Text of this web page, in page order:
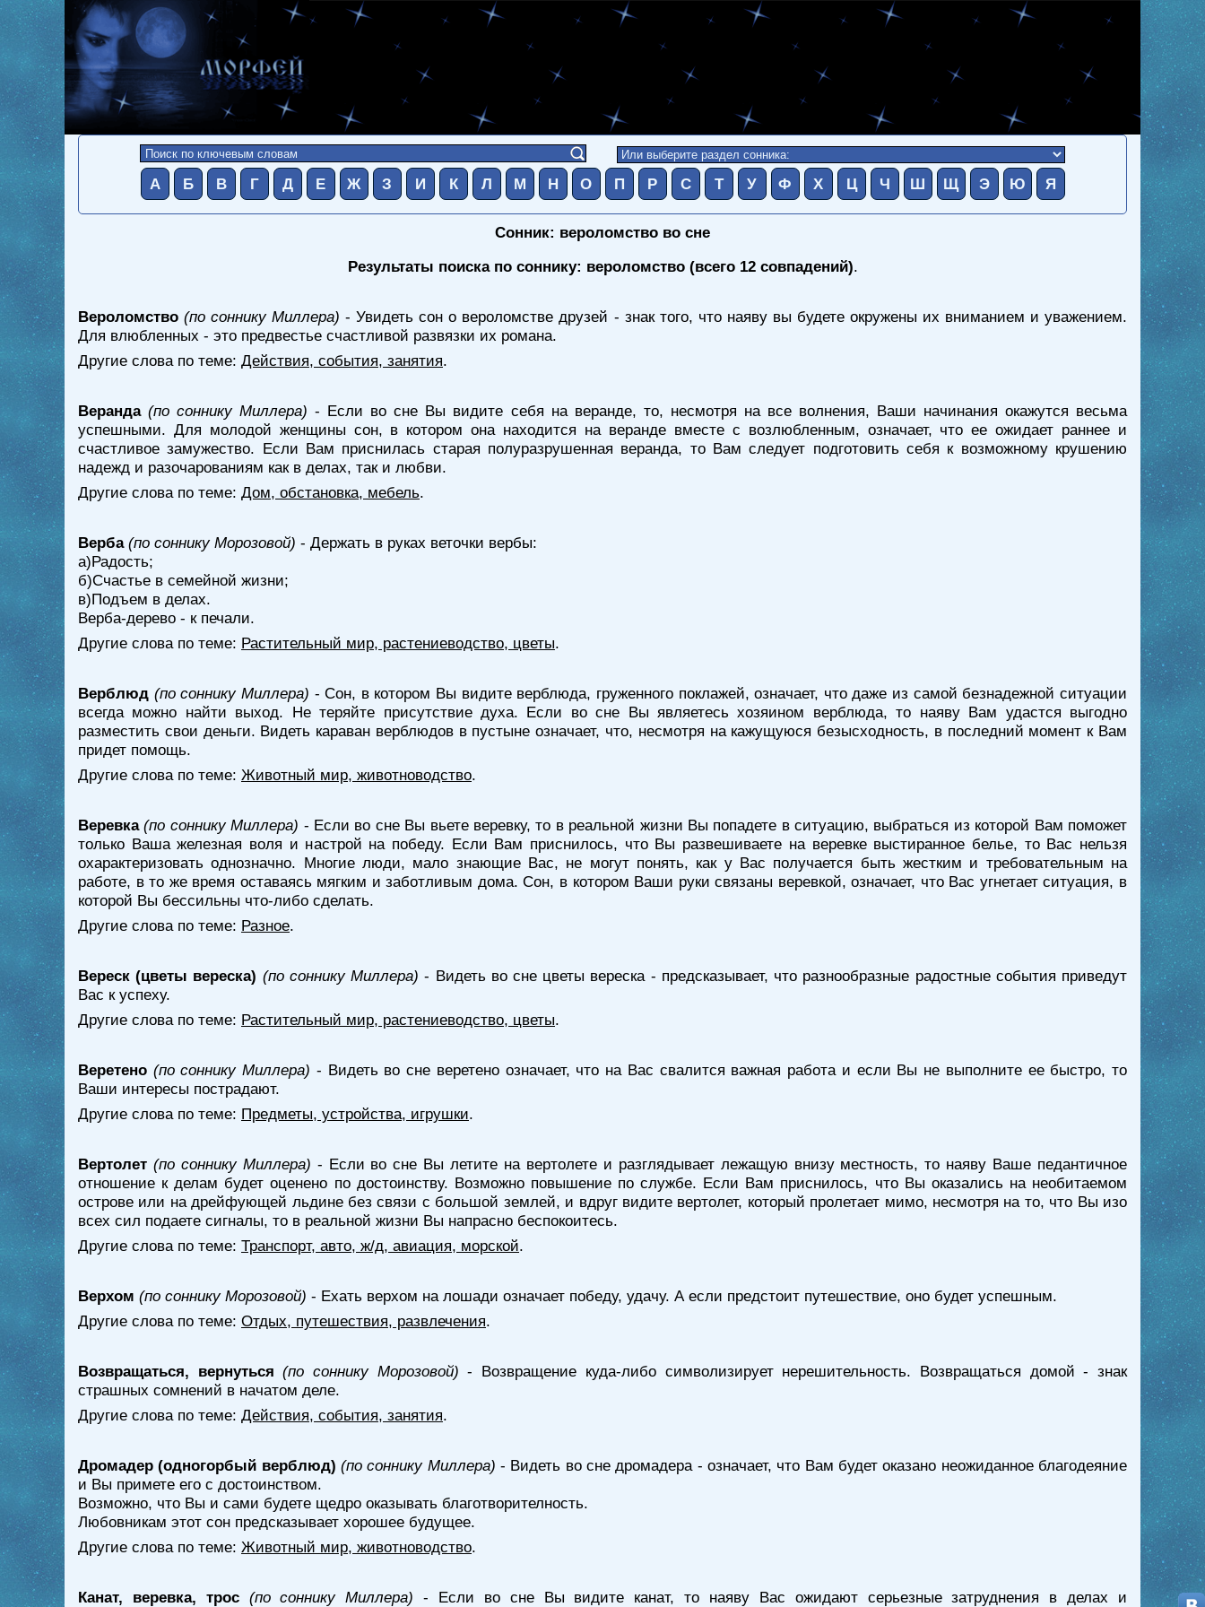
А Б В Г Д Е Ж З И К Л М Н О П Р С Т У Ф Х Ц Ч Ш Щ Э Ю Я
Сонник: вероломство во сне
Результаты поиска по соннику: вероломство (всего 12 совпадений).
Вероломство (по соннику Миллера) - Увидеть сон о вероломстве друзей - знак того, что наяву вы будете окружены их вниманием и уважением.
Для влюбленных - это предвестье счастливой развязки их романа.
Другие слова по теме: Действия, события, занятия.
Веранда (по соннику Миллера) - Если во сне Вы видите себя на веранде, то, несмотря на все волнения, Ваши начинания окажутся весьма
успешными. Для молодой женщины сон, в котором она находится на веранде вместе с возлюбленным, означает, что ее ожидает раннее и
счастливое замужество. Если Вам приснилась старая полуразрушенная веранда, то Вам следует подготовить себя к возможному крушению
надежд и разочарованиям как в делах, так и любви.
Другие слова по теме: Дом, обстановка, мебель.
Верба (по соннику Морозовой) - Держать в руках веточки вербы:
а)Радость;
б)Счастье в семейной жизни;
в)Подъем в делах.
Верба-дерево - к печали.
Другие слова по теме: Растительный мир, растениеводство, цветы.
Верблюд (по соннику Миллера) - Сон, в котором Вы видите верблюда, груженного поклажей, означает, что даже из самой безнадежной ситуации
всегда можно найти выход. Не теряйте присутствие духа. Если во сне Вы являетесь хозяином верблюда, то наяву Вам удастся выгодно
разместить свои деньги. Видеть караван верблюдов в пустыне означает, что, несмотря на кажущуюся безысходность, в последний момент к Вам
придет помощь.
Другие слова по теме: Животный мир, животноводство.
Веревка (по соннику Миллера) - Если во сне Вы вьете веревку, то в реальной жизни Вы попадете в ситуацию, выбраться из которой Вам поможет
только Ваша железная воля и настрой на победу. Если Вам приснилось, что Вы развешиваете на веревке выстиранное белье, то Вас нельзя
охарактеризовать однозначно. Многие люди, мало знающие Вас, не могут понять, как у Вас получается быть жестким и требовательным на
работе, в то же время оставаясь мягким и заботливым дома. Сон, в котором Ваши руки связаны веревкой, означает, что Вас угнетает ситуация, в
которой Вы бессильны что-либо сделать.
Другие слова по теме: Разное.
Вереск (цветы вереска) (по соннику Миллера) - Видеть во сне цветы вереска - предсказывает, что разнообразные радостные события приведут
Вас к успеху.
Другие слова по теме: Растительный мир, растениеводство, цветы.
Веретено (по соннику Миллера) - Видеть во сне веретено означает, что на Вас свалится важная работа и если Вы не выполните ее быстро, то
Ваши интересы пострадают.
Другие слова по теме: Предметы, устройства, игрушки.
Вертолет (по соннику Миллера) - Если во сне Вы летите на вертолете и разглядывает лежащую внизу местность, то наяву Ваше педантичное
отношение к делам будет оценено по достоинству. Возможно повышение по службе. Если Вам приснилось, что Вы оказались на необитаемом
острове или на дрейфующей льдине без связи с большой землей, и вдруг видите вертолет, который пролетает мимо, несмотря на то, что Вы изо
всех сил подаете сигналы, то в реальной жизни Вы напрасно беспокоитесь.
Другие слова по теме: Транспорт, авто, ж/д, авиация, морской.
Верхом (по соннику Морозовой) - Ехать верхом на лошади означает победу, удачу. А если предстоит путешествие, оно будет успешным.
Другие слова по теме: Отдых, путешествия, развлечения.
Возвращаться, вернуться (по соннику Морозовой) - Возвращение куда-либо символизирует нерешительность. Возвращаться домой - знак
страшных сомнений в начатом деле.
Другие слова по теме: Действия, события, занятия.
Дромадер (одногорбый верблюд) (по соннику Миллера) - Видеть во сне дромадера - означает, что Вам будет оказано неожиданное благодеяние
и Вы примете его с достоинством.
Возможно, что Вы и сами будете щедро оказывать благотворителность.
Любовникам этот сон предсказывает хорошее будущее.
Другие слова по теме: Животный мир, животноводство.
Канат, веревка, трос (по соннику Миллера) - Если во сне Вы видите канат, то наяву Вас ожидают серьезные затруднения в делах и